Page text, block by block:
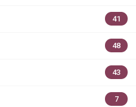
41
48
43
7